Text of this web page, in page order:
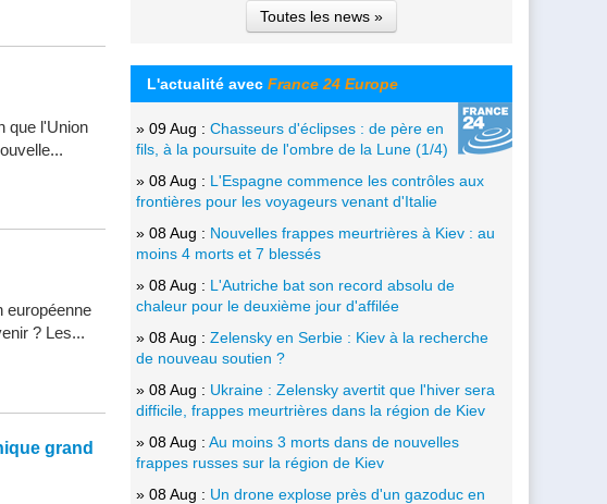
que l'Union
européenne
? Les...
grand
Toutes les news »
L'actualité avec France 24 Europe
» 09 Aug : Chasseurs d'éclipses : de père en
fils, à la poursuite de l'ombre de la Lune (1/4)
» 08 Aug : L'Espagne commence les contrôles aux
frontières pour les voyageurs venant d'Italie
» 08 Aug : Nouvelles frappes meurtrières à Kiev : au
moins 4 morts et 7 blessés
» 08 Aug : L'Autriche bat son record absolu de
chaleur pour le deuxième jour d'affilée
» 08 Aug : Zelensky en Serbie : Kiev à la recherche
de nouveau soutien ?
» 08 Aug : Ukraine : Zelensky avertit que l'hiver sera
difficile, frappes meurtrières dans la région de Kiev
» 08 Aug : Au moins 3 morts dans de nouvelles
frappes russes sur la région de Kiev
» 08 Aug : Un drone explose près d'un gazoduc en